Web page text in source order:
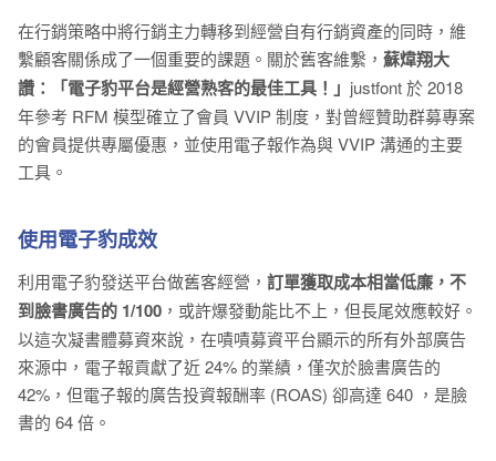
在行銷策略中將行銷主力轉移到經營自有行銷資產的同時，維
繫顧客關係成了一個重要的課題。關於舊客維繫， 蘇煒翔大
讚：「電子豹平台是經營熟客的最佳工具！」 justfont 於 2018
年參考 RFM 模型確立了會員 VVIP 制度，對曾經贊助群募專案
的會員提供專屬優惠，並使用電子報作為與 VVIP 溝通的主要
工具。
使用電子豹成效
利用電子豹發送平台做舊客經營， 訂單獲取成本相當低廉，不
到臉書廣告的 1/100 ，或許爆發動能比不上，但長尾效應較好。
以這次凝書體募資來說，在嘖嘖募資平台顯示的所有外部廣告
來源中，電子報貢獻了近 24% 的業績，僅次於臉書廣告的
42%，但電子報的廣告投資報酬率 (ROAS) 卻高達 640 ，是臉
書的 64 倍。